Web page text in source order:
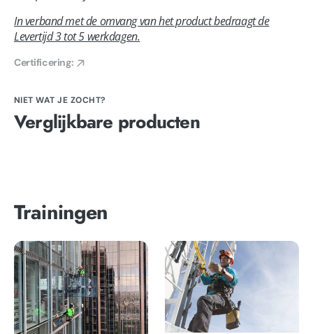
In verband met de omvang van het product bedraagt de
Levertijd 3 tot 5 werkdagen.
Certificering:
NIET WAT JE ZOCHT?
Verglijkbare producten
Trainingen
Training
-
Basis
rope
access
Training
-
Veilig
werken
op
hoogte
Basis